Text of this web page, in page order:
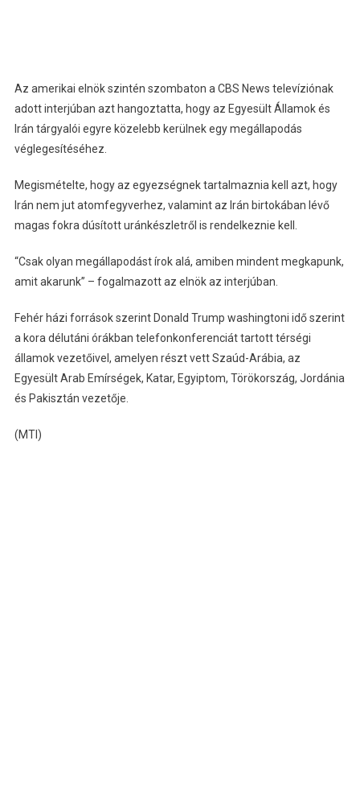
Az amerikai elnök szintén szombaton a CBS News televíziónak
adott interjúban azt hangoztatta, hogy az Egyesült Államok és
Irán tárgyalói egyre közelebb kerülnek egy megállapodás
véglegesítéséhez.
Megismételte, hogy az egyezségnek tartalmaznia kell azt, hogy
Irán nem jut atomfegyverhez, valamint az Irán birtokában lévő
magas fokra dúsított uránkészletről is rendelkeznie kell.
“Csak olyan megállapodást írok alá, amiben mindent megkapunk,
amit akarunk” – fogalmazott az elnök az interjúban.
Fehér házi források szerint Donald Trump washingtoni idő szerint
a kora délutáni órákban telefonkonferenciát tartott térségi
államok vezetőivel, amelyen részt vett Szaúd-Arábia, az
Egyesült Arab Emírségek, Katar, Egyiptom, Törökország, Jordánia
és Pakisztán vezetője.
(MTI)